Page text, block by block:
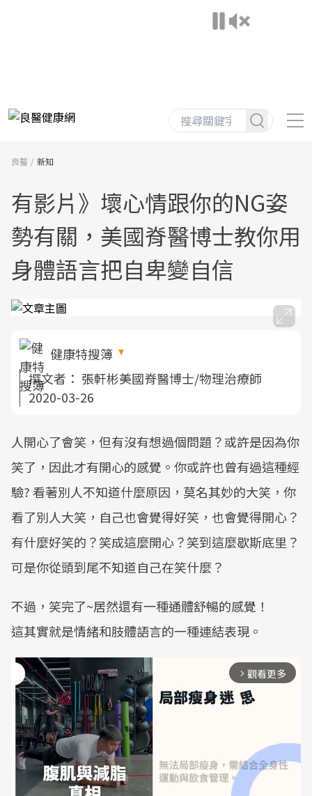
良醫 新知
有影片》壞心情跟你的NG姿
勢有關，美國脊醫博士教你用
身體語言把自卑變自信
健康特搜簿
撰文者： 張軒彬美國脊醫博士/物理治療師
2020-03-26
人開心了會笑，但有沒有想過個問題？或許是因為你
笑了，因此才有開心的感覺。你或許也曾有過這種經
驗? 看著別人不知道什麼原因，莫名其妙的大笑，你
看了別人大笑，自己也會覺得好笑，也會覺得開心？
有什麼好笑的？笑成這麼開心？笑到這麼歇斯底里？
可是你從頭到尾不知道自己在笑什麼？
不過，笑完了~居然還有一種通體舒暢的感覺！
這其實就是情緒和肢體語言的一種連結表現。
arrow_forward_ios 觀看更多